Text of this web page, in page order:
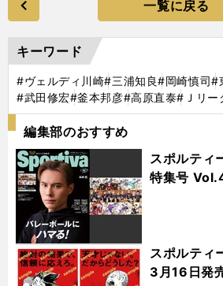
一覧に戻る
キーワード
#ヴェルディ川崎#三浦知良#岡崎慎司#
#武田修宏#釜本邦彦#高原直泰#Ｊリー
編集部のおすすめ
スポルテ
特集号
スポルテ
3月16日発